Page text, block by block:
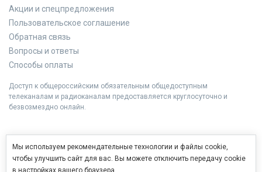
Акции и спецпредложения
Пользовательское соглашение
Обратная связь
Вопросы и ответы
Способы оплаты
Доступ к общероссийским обязательным общедоступным
телеканалам и радиоканалам предоставляется круглосуточно и
безвозмездно онлайн.
Мы используем рекомендательные технологии и файлы cookie,
чтобы улучшить сайт для вас. Вы можете отключить передачу cookie
в настройках вашего браузера